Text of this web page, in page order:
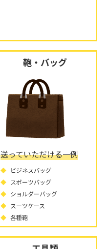
鞄・バッグ
送っていただける一例
ビジネスバッグ
スポーツバッグ
ショルダーバッグ
スーツケース
各種鞄